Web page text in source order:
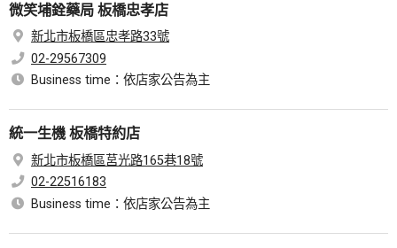
微笑埔銓藥局 板橋忠孝店
新北市板橋區忠孝路33號
02-29567309
Business time：依店家公告為主
統一生機 板橋特約店
新北市板橋區莒光路165巷18號
02-22516183
Business time：依店家公告為主